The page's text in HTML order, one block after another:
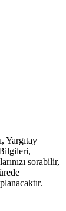
Yargıtay
sorabilir,